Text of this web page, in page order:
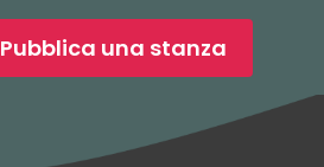
Pubblica una stanza